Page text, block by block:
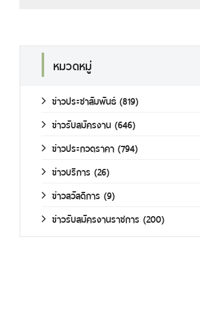
หมวดหมู่
ข่าวประชาสัมพันธ์ (819)
ข่าวรับสมัครงาน (646)
ข่าวประกวดราคา (794)
ข่าวบริการ (26)
ข่าวสวัสดิการ (9)
ข่าวรับสมัครงานราชการ (200)